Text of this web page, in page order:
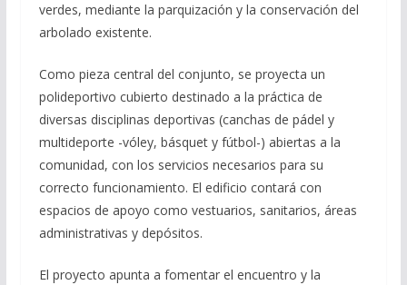
verdes, mediante la parquización y la conservación del
arbolado existente.
Como pieza central del conjunto, se proyecta un
polideportivo cubierto destinado a la práctica de
diversas disciplinas deportivas (canchas de pádel y
multideporte -vóley, básquet y fútbol-) abiertas a la
comunidad, con los servicios necesarios para su
correcto funcionamiento. El edificio contará con
espacios de apoyo como vestuarios, sanitarios, áreas
administrativas y depósitos.
El proyecto apunta a fomentar el encuentro y la